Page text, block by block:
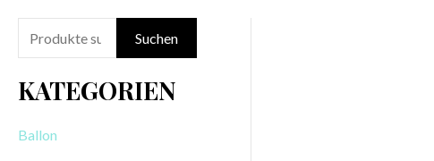
u
c
e
Suchen
KATEGORIEN
Ballon